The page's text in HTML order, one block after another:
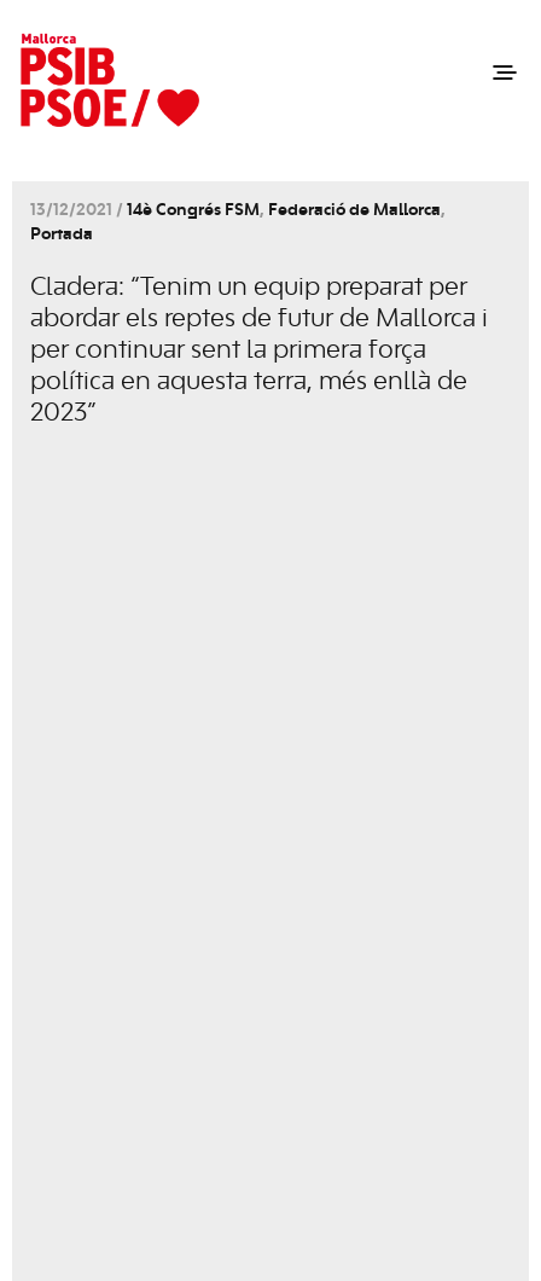
13/12/2021 / 14è Congrés FSM, Federació de Mallorca,
Portada
Cladera: “Tenim un equip preparat per
abordar els reptes de futur de Mallorca i
per continuar sent la primera força
política en aquesta terra, més enllà de
2023”